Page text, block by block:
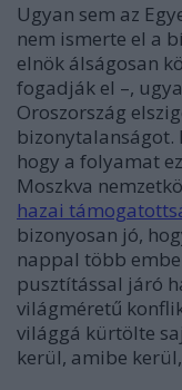
Ugyan sem az
nem ismerte el a
elnök álságosan
fogadják el –,
Oroszország
bizonytalanságot.
hogy a folyamat
Moszkva
hazai
bizonyosan jó,
nappal több
pusztítással járó
világméretű
világgá kürtölte
kerül, amibe